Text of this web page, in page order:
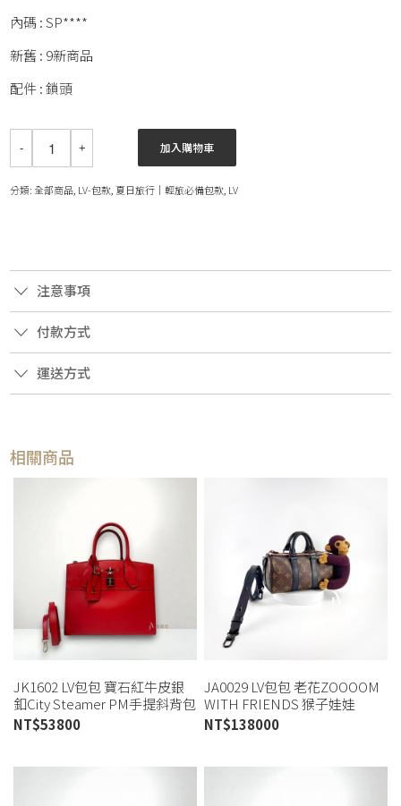
內碼 : SP****
新舊 : 9新商品
配件 : 鎖頭
加入購物車
分類:全部商品 LV-包款 夏日旅行│輕旅必備包款 LV
注意事項
付款方式
運送方式
相關商品
JK1602 LV包包 寶石紅牛皮銀
釦City Steamer PM手提斜背包
M51030(高雄店)
NT$53800
JA0029 LV包包 老花ZOOOOM
WITH FRIENDS 猴子娃娃
KEEPALL XS(喬萱桃園店)
NT$138000